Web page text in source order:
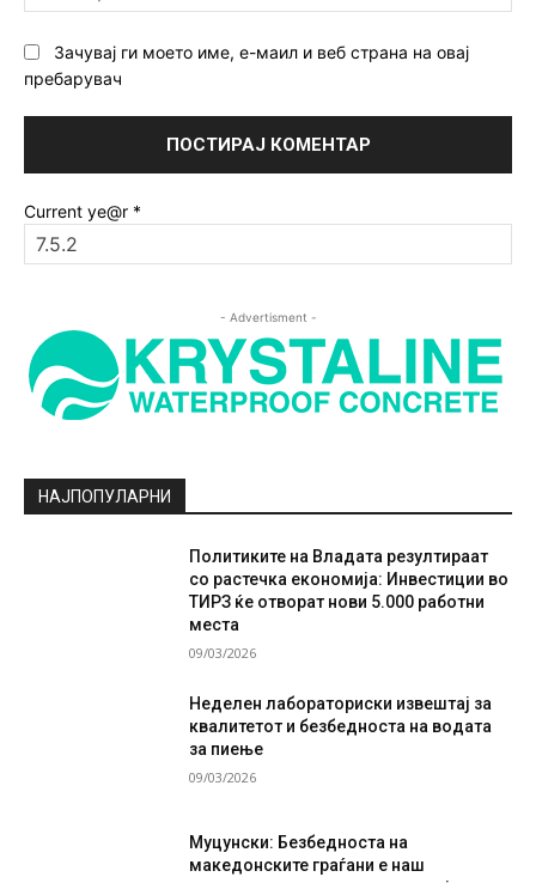
Зачувај ги моето име, е-маил и веб страна на овај
пребарувач
Current ye@r *
- Advertisment -
НАЈПОПУЛАРНИ
Политиките на Владата резултираат
со растечка економија: Инвестиции во
ТИРЗ ќе отворат нови 5.000 работни
места
09/03/2026
Неделен лабораториски извештај за
квалитетот и безбедноста на водата
за пиење
09/03/2026
Муцунски: Безбедноста на
македонските граѓани е наш